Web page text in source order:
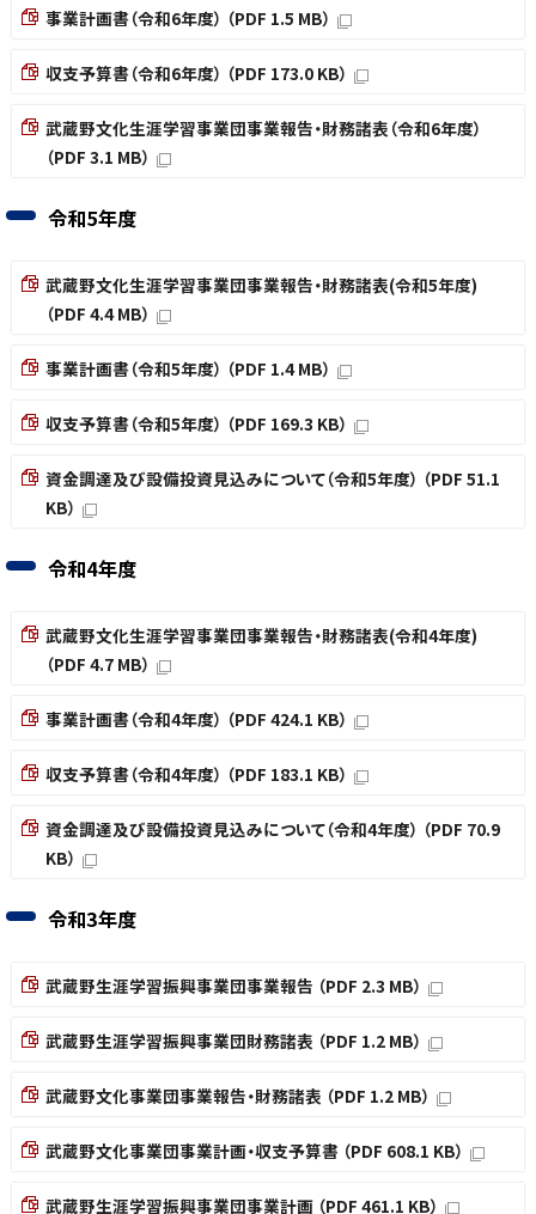
事業計画書（令和6年度） （PDF 1.5 MB）
収支予算書（令和6年度） （PDF 173.0 KB）
武蔵野文化生涯学習事業団事業報告・財務諸表（令和6年度）
（PDF 3.1 MB）
令和5年度
武蔵野文化生涯学習事業団事業報告・財務諸表(令和5年度)
（PDF 4.4 MB）
事業計画書（令和5年度） （PDF 1.4 MB）
収支予算書（令和5年度） （PDF 169.3 KB）
資金調達及び設備投資見込みについて（令和5年度） （PDF 51.1
KB）
令和4年度
武蔵野文化生涯学習事業団事業報告・財務諸表(令和4年度)
（PDF 4.7 MB）
事業計画書（令和4年度） （PDF 424.1 KB）
収支予算書（令和4年度） （PDF 183.1 KB）
資金調達及び設備投資見込みについて（令和4年度） （PDF 70.9
KB）
令和3年度
武蔵野生涯学習振興事業団事業報告 （PDF 2.3 MB）
武蔵野生涯学習振興事業団財務諸表 （PDF 1.2 MB）
武蔵野文化事業団事業報告・財務諸表 （PDF 1.2 MB）
武蔵野文化事業団事業計画・収支予算書 （PDF 608.1 KB）
武蔵野生涯学習振興事業団事業計画 （PDF 461.1 KB）